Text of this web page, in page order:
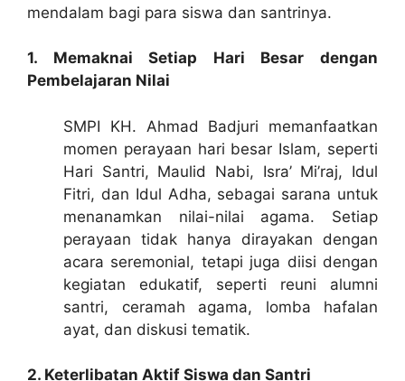
mendalam bagi para siswa dan santrinya.
1. Memaknai Setiap Hari Besar dengan
Pembelajaran Nilai
SMPI KH. Ahmad Badjuri memanfaatkan
momen perayaan hari besar Islam, seperti
Hari Santri, Maulid Nabi, Isra’ Mi’raj, Idul
Fitri, dan Idul Adha, sebagai sarana untuk
menanamkan nilai-nilai agama. Setiap
perayaan tidak hanya dirayakan dengan
acara seremonial, tetapi juga diisi dengan
kegiatan edukatif, seperti reuni alumni
santri, ceramah agama, lomba hafalan
ayat, dan diskusi tematik.
2. Keterlibatan Aktif Siswa dan Santri